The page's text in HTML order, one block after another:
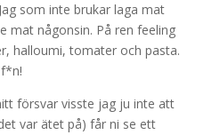
som inte brukar laga mat
mat någonsin. På ren feeling
halloumi, tomater och pasta.
försvar visste jag ju inte att
var ätet på) får ni se ett